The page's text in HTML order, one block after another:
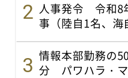
人事発令 令和8
事（陸自1名、海
情報本部勤務の
分 パワハラ・マ